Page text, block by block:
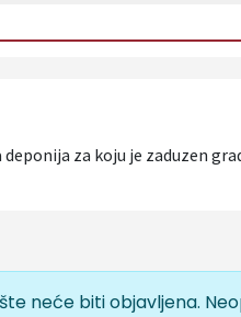
za koju je zaduzen
neće biti objavljena.